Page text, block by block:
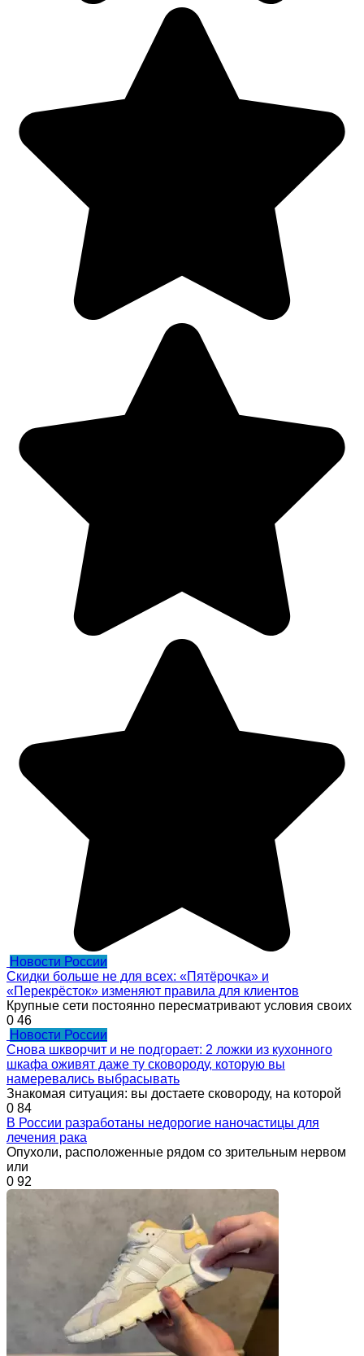
Новости России
Скидки больше не для всех: «Пятёрочка» и
«Перекрёсток» изменяют правила для клиентов
Крупные сети постоянно пересматривают условия своих
0 46
Новости России
Снова шкворчит и не подгорает: 2 ложки из кухонного
шкафа оживят даже ту сковороду, которую вы
намеревались выбрасывать
Знакомая ситуация: вы достаете сковороду, на которой
0 84
В России разработаны недорогие наночастицы для
лечения рака
Опухоли, расположенные рядом со зрительным нервом
или
0 92